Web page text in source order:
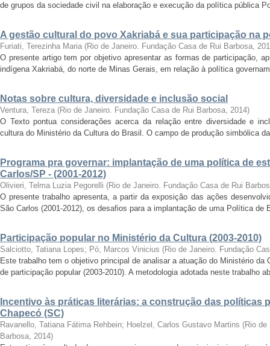
de grupos da sociedade civil na elaboração e execução da política pública
A gestão cultural do povo Xakriabá e sua participação na
Furiati, Terezinha Maria (Rio de Janeiro. Fundação Casa de Rui Barbosa,
O presente artigo tem por objetivo apresentar as formas de participação,
indígena Xakriabá, do norte de Minas Gerais, em relação à política
Notas sobre cultura, diversidade e inclusão social
Ventura, Tereza (Rio de Janeiro. Fundação Casa de Rui Barbosa, 2014)
O Texto pontua considerações acerca da relação entre diversidade e
cultura do Ministério da Cultura do Brasil. O campo de produção simbólica
Programa pra governar: implantação de uma política de
Carlos/SP - (2001-2012)
Olivieri, Telma Luzia Pegorelli (Rio de Janeiro. Fundação Casa de Rui
O presente trabalho apresenta, a partir da exposição das ações
São Carlos (2001-2012), os desafios para a implantação de uma Política de
Participação popular no Ministério da Cultura (2003-2010)
Salciotto, Tatiana Lopes; Pó, Marcos Vinicius (Rio de Janeiro. Fundação
Este trabalho tem o objetivo principal de analisar a atuação do Ministério da
de participação popular (2003-2010). A metodologia adotada neste trabalho
Incentivo às práticas literárias: a construção das políticas
Chapecó (SC)
Ravanello, Tatiana Fátima Rehbein; Hoelzel, Carlos Gustavo Martins (Rio de
Barbosa, 2014)